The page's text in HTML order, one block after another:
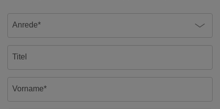
Anrede*
Titel
Vorname*